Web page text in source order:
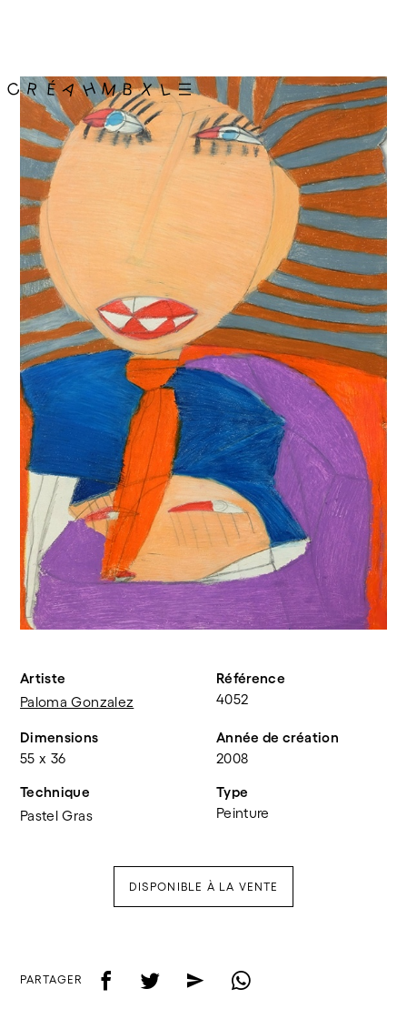
Artiste
Paloma Gonzalez
Référence
4052
Dimensions
55 x 36
Année de création
2008
Technique
Pastel Gras
Type
Peinture
DISPONIBLE À LA VENTE
PARTAGER f t e w